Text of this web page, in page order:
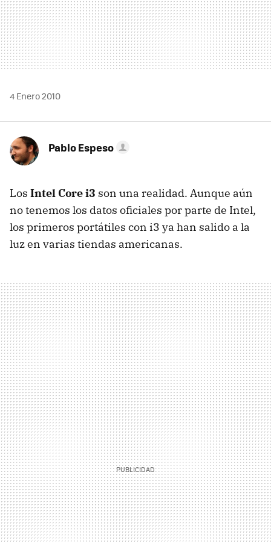
4 Enero 2010
Pablo Espeso
Los Intel Core i3 son una realidad. Aunque aún
no tenemos los datos oficiales por parte de Intel,
los primeros portátiles con i3 ya han salido a la
luz en varias tiendas americanas.